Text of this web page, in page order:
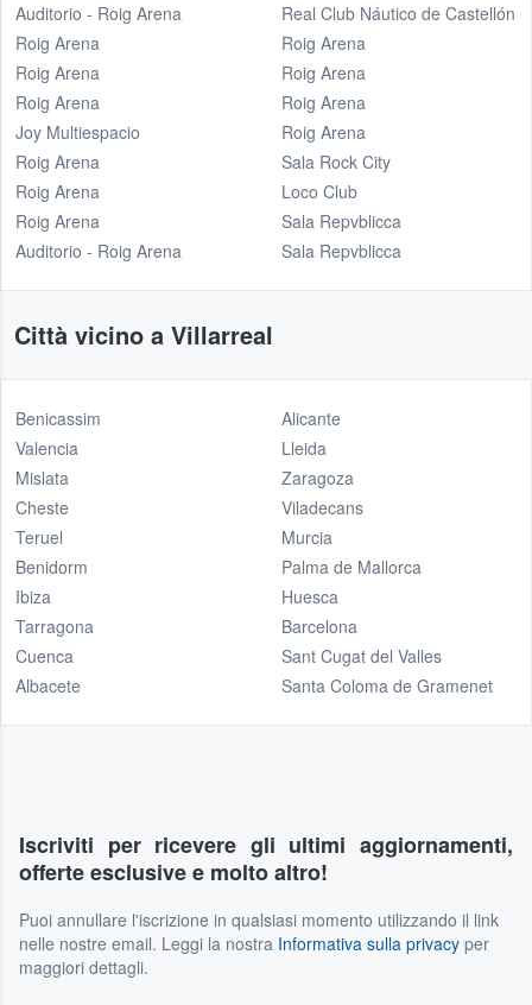
Auditorio - Roig Arena
Roig Arena
Roig Arena
Roig Arena
Joy Multiespacio
Roig Arena
Roig Arena
Roig Arena
Auditorio - Roig Arena
Real Club Náutico de Castellón
Roig Arena
Roig Arena
Roig Arena
Roig Arena
Sala Rock City
Loco Club
Sala Repvblicca
Sala Repvblicca
Città vicino a Villarreal
Benicassim
Valencia
Mislata
Cheste
Teruel
Benidorm
Ibiza
Tarragona
Cuenca
Albacete
Alicante
Lleida
Zaragoza
Viladecans
Murcia
Palma de Mallorca
Huesca
Barcelona
Sant Cugat del Valles
Santa Coloma de Gramenet
Iscriviti per ricevere gli ultimi aggiornamenti,
offerte esclusive e molto altro!
Puoi annullare l'iscrizione in qualsiasi momento utilizzando il link
nelle nostre email. Leggi la nostra Informativa sulla privacy per
maggiori dettagli.